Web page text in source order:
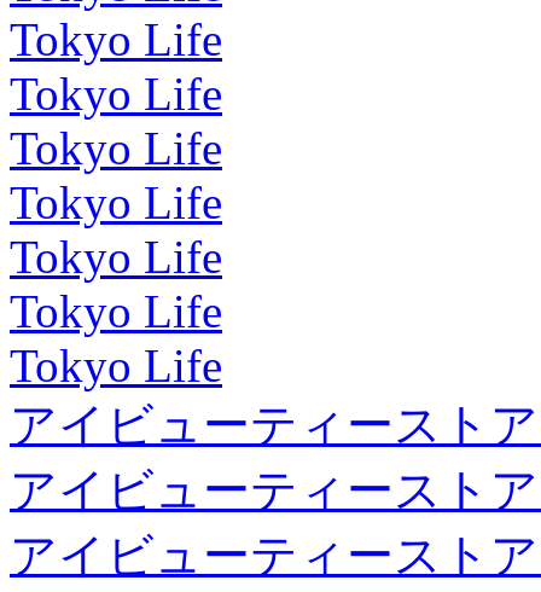
Tokyo Life
Tokyo Life
Tokyo Life
Tokyo Life
Tokyo Life
Tokyo Life
Tokyo Life
アイビューティースト
アイビューティースト
アイビューティースト